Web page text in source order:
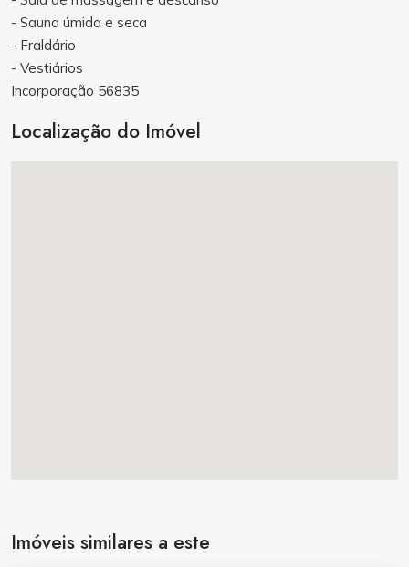
- Sauna úmida e seca
- Fraldário
- Vestiários
Incorporação 56835
Localização do Imóvel
Imóveis similares a este